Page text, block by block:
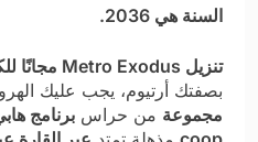
السنة هي 2036.
تنزيل Metro Exodus مجانًا للكمبيوتر نزوح
بصفتك أرتيوم، يجب عليك
مجموعة من حراس برنامج